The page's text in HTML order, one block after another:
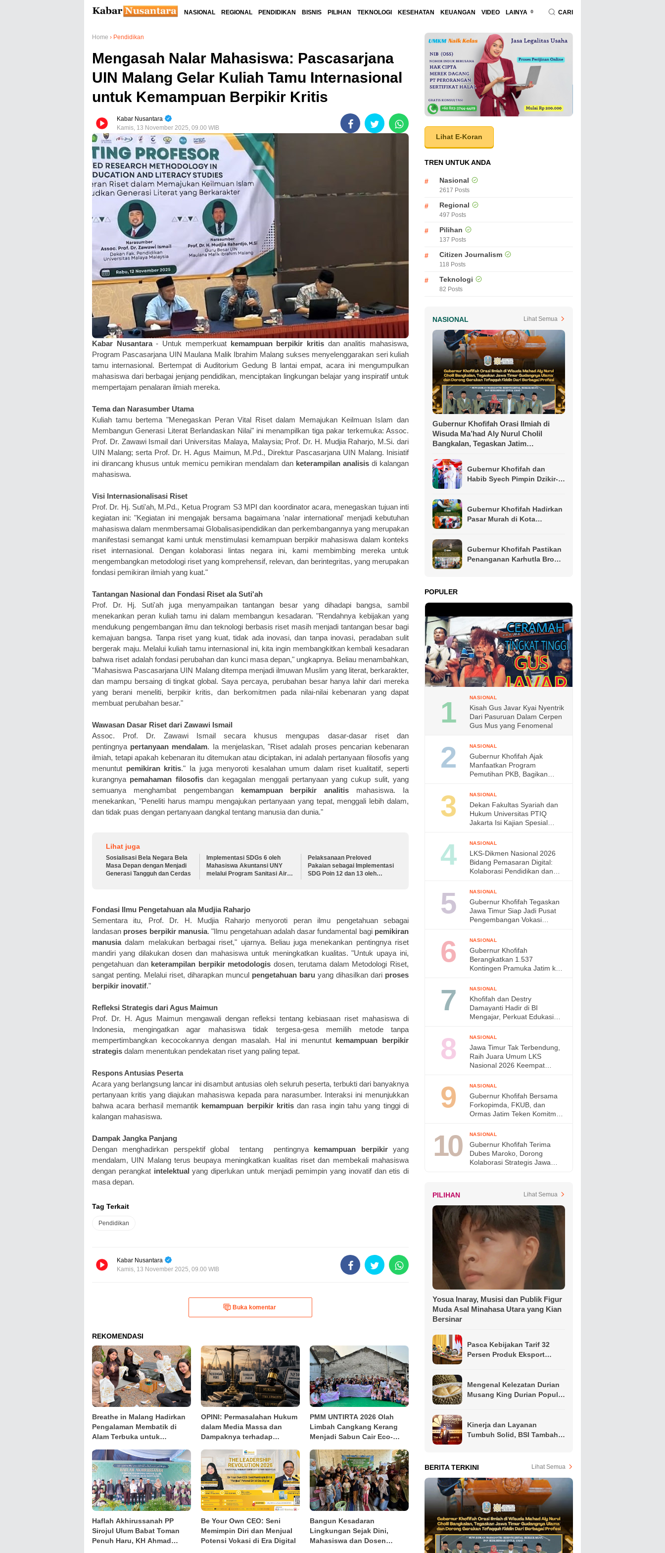
NASIONAL REGIONAL PENDIDIKAN BISNIS PILIHAN TEKNOLOGI KESEHATAN KEUANGAN VIDEO LAINYA CARI
Home › Pendidikan
Mengasah Nalar Mahasiswa: Pascasarjana
UIN Malang Gelar Kuliah Tamu Internasional
untuk Kemampuan Berpikir Kritis
Kabar Nusantara
Kamis, 13 November 2025, 09.00 WIB
Kabar Nusantara- Untuk memperkuat kemampuan berpikir kritisdan analitis mahasiswa,
Program Pascasarjana UIN Maulana Malik Ibrahim Malang sukses menyelenggarakan seri kuliah
tamu internasional. Bertempat di Auditorium Gedung B lantai empat, acara ini mengumpulkan
mahasiswa dari berbagai jenjang pendidikan, menciptakan lingkungan belajar yang inspiratif untuk
mempertajam penalaran ilmiah mereka.
Tema dan Narasumber Utama
Kuliah tamu bertema "Menegaskan Peran Vital Riset dalam Memajukan Keilmuan Islam dan
Membangun Generasi Literat Berlandaskan Nilai" ini menampilkan tiga pakar terkemuka: Assoc.
Prof. Dr. Zawawi Ismail dari Universitas Malaya, Malaysia; Prof. Dr. H. Mudjia Raharjo, M.Si. dari
UIN Malang; serta Prof. Dr. H. Agus Maimun, M.Pd., Direktur Pascasarjana UIN Malang. Inisiatif
ini dirancang khusus untuk memicu pemikiran mendalam dan keterampilan analisis di kalangan
mahasiswa.
Visi Internasionalisasi Riset
Prof. Dr. Hj. Suti'ah, M.Pd., Ketua Program S3 MPI dan koordinator acara, menegaskan tujuan inti
kegiatan ini: "Kegiatan ini mengajak bersama bagaimana 'nalar international' menjadi kebutuhan
mahasiswa dalam menmbersamai Globalisasipendidikan dan perkembangannya yang merupakan
manifestasi semangat kami untuk menstimulasi kemampuan berpikir mahasiswa dalam konteks
riset internasional. Dengan kolaborasi lintas negara ini, kami membimbing mereka untuk
mengembangkan metodologi riset yang komprehensif, relevan, dan berintegritas, yang merupakan
fondasi pemikiran ilmiah yang kuat."
Tantangan Nasional dan Fondasi Riset ala Suti'ah
Prof. Dr. Hj. Suti'ah juga menyampaikan tantangan besar yang dihadapi bangsa, sambil
menekankan peran kuliah tamu ini dalam membangun kesadaran. "Rendahnya kebijakan yang
mendukung pengembangan ilmu dan teknologi berbasis riset masih menjadi tantangan besar bagi
kemajuan bangsa. Tanpa riset yang kuat, tidak ada inovasi, dan tanpa inovasi, peradaban sulit
bergerak maju. Melalui kuliah tamu internasional ini, kita ingin membangkitkan kembali kesadaran
bahwa riset adalah fondasi perubahan dan kunci masa depan," ungkapnya. Beliau menambahkan,
"Mahasiswa Pascasarjana UIN Malang ditempa menjadi ilmuwan Muslim yang literat, berkarakter,
dan mampu bersaing di tingkat global. Saya percaya, perubahan besar hanya lahir dari mereka
yang berani meneliti, berpikir kritis, dan berkomitmen pada nilai-nilai kebenaran yang dapat
membuat perubahan besar."
Wawasan Dasar Riset dari Zawawi Ismail
Assoc. Prof. Dr. Zawawi Ismail secara khusus mengupas dasar-dasar riset dan
pentingnya pertanyaan mendalam. Ia menjelaskan, "Riset adalah proses pencarian kebenaran
ilmiah, tetapi apakah kebenaran itu ditemukan atau diciptakan, ini adalah pertanyaan filosofis yang
menuntut pemikiran kritis." Ia juga menyoroti kesalahan umum dalam riset kualitatif, seperti
kurangnya pemahaman filosofisdan kegagalan menggali pertanyaan yang cukup sulit, yang
semuanya menghambat pengembangan kemampuan berpikir analitis mahasiswa. Ia
menekankan, "Peneliti harus mampu mengajukan pertanyaan yang tepat, menggali lebih dalam,
dan tidak puas dengan pertanyaan dangkal tentang manusia dan dunia."
Lihat juga
Sosialisasi Bela Negara Bela
Masa Depan dengan Menjadi
Generasi Tangguh dan Cerdas
Implementasi SDGs 6 oleh
Mahasiswa Akuntansi UNY
melalui Program Sanitasi Air
Pelaksanaan Preloved
Pakaian sebagai Implementasi
SDG Poin 12 dan 13 oleh
Fondasi Ilmu Pengetahuan ala Mudjia Raharjo
Sementara itu, Prof. Dr. H. Mudjia Raharjo menyoroti peran ilmu pengetahuan sebagai
landasan proses berpikir manusia. "Ilmu pengetahuan adalah dasar fundamental bagi pemikiran
manusiadalam melakukan berbagai riset," ujarnya. Beliau juga menekankan pentingnya riset
mandiri yang dilakukan dosen dan mahasiswa untuk meningkatkan kualitas. "Untuk upaya ini,
pengetahuan dan keterampilan berpikir metodologis dosen, terutama dalam Metodologi Riset,
sangat penting. Melalui riset, diharapkan muncul pengetahuan baru yang dihasilkan dari proses
berpikir inovatif."
Refleksi Strategis dari Agus Maimun
Prof. Dr. H. Agus Maimun mengawali dengan refleksi tentang kebiasaan riset mahasiswa di
Indonesia, mengingatkan agar mahasiswa tidak tergesa-gesa memilih metode tanpa
mempertimbangkan kecocokannya dengan masalah. Hal ini menuntut kemampuan berpikir
strategis dalam menentukan pendekatan riset yang paling tepat.
Respons Antusias Peserta
Acara yang berlangsung lancar ini disambut antusias oleh seluruh peserta, terbukti dari banyaknya
pertanyaan kritis yang diajukan mahasiswa kepada para narasumber. Interaksi ini menunjukkan
bahwa acara berhasil memantik kemampuan berpikir kritisdan rasa ingin tahu yang tinggi di
kalangan mahasiswa.
Dampak Jangka Panjang
Dengan menghadirkan perspektif global
tentang pentingnya kemampuan berpikiryang
mendalam, UIN Malang terus beupaya meningkatkan kualitas riset dan membekali mahasiswa
dengan perangkat intelektual yang diperlukan untuk menjadi pemimpin yang inovatif dan etis di
masa depan.
Tag Terkait
Pendidikan
Kabar Nusantara
Kamis, 13 November 2025, 09.00 WIB
Buka komentar
REKOMENDASI
Breathe in Malang Hadirkan
Pengalaman Membatik di
Alam Terbuka untuk
kepada Generasi Muda
OPINI: Permasalahan Hukum
dalam Media Massa dan
Dampaknya terhadap
PMM UNTIRTA 2026 Olah
Limbah Cangkang Kerang
Menjadi Sabun Cair Eco-
Produk Ramah Lingkungan
di Kasemen
Haflah Akhirussanah PP
Sirojul Ulum Babat Toman
Penuh Haru, KH Ahmad
Be Your Own CEO: Seni
Memimpin Diri dan Menjual
Potensi Vokasi di Era Digital
Bangun Kesadaran
Lingkungan Sejak Dini,
Mahasiswa dan Dosen
Lihat E-Koran
TREN UNTUK ANDA
Nasional
2617 Posts
Regional
497 Posts
Pilihan
137 Posts
Citizen Journalism
118 Posts
Teknologi
82 Posts
NASIONAL Lihat Semua
Gubernur Khofifah Orasi Ilmiah di
Wisuda Ma’had Aly Nurul Cholil
Bangkalan, Tegaskan Jatim
Gubernur Khofifah dan
Habib Syech Pimpin Dzikir-
Pahlawan dan Perkuat
Persatuan
Gubernur Khofifah Hadirkan
Pasar Murah di Kota
Daya Beli Masyarakat
Gubernur Khofifah Pastikan
Penanganan Karhutla Bromo
POPULER
NASIONAL
Kisah Gus Javar Kyai Nyentrik
Dari Pasuruan Dalam Cerpen
Gus Mus yang Fenomenal
NASIONAL
Gubernur Khofifah Ajak
Manfaatkan Program
Pemutihan PKB, Bagikan
dan Sembako kepada Ojol
Malang
NASIONAL
Dekan Fakultas Syariah dan
Hukum Universitas PTIQ
Jakarta Isi Kajian Spesial
di Jepang
NASIONAL
LKS-Dikmen Nasional 2026
Bidang Pemasaran Digital:
Kolaborasi Pendidikan dan
Digital Indonesia
NASIONAL
Gubernur Khofifah Tegaskan
Jawa Timur Siap Jadi Pusat
Pengembangan Vokasi
2026
NASIONAL
Gubernur Khofifah
Berangkatkan 1.537
Kontingen Pramuka Jatim ke
Pesankan Semangat
Persaudaraan
NASIONAL
Khofifah dan Destry
Damayanti Hadir di BI
Mengajar, Perkuat Edukasi
Ketahanan Pangan SMAN
Taruna Nala Jatim
NASIONAL
Jawa Timur Tak Terbendung,
Raih Juara Umum LKS
Nasional 2026 Keempat
Apresiasi Prestasi Siswa
Vokasi
NASIONAL
Gubernur Khofifah Bersama
Forkopimda, FKUB, dan
Ormas Jatim Teken Komitmen
NASIONAL
Gubernur Khofifah Terima
Dubes Maroko, Dorong
Kolaborasi Strategis Jawa
PILIHAN
Lihat Semua
Yosua Inaray, Musisi dan Publik Figur
Muda Asal Minahasa Utara yang Kian
Bersinar
Pasca Kebijakan Tarif 32
Persen Produk Eksport
Ajak Apindo Jatim Siapkan
Langkah Intervensi Jaga
Mengenal Kelezatan Durian
Musang King Durian Populer
Kinerja dan Layanan
Tumbuh Solid, BSI Tambah
BERITA TERKINI
Lihat Semua